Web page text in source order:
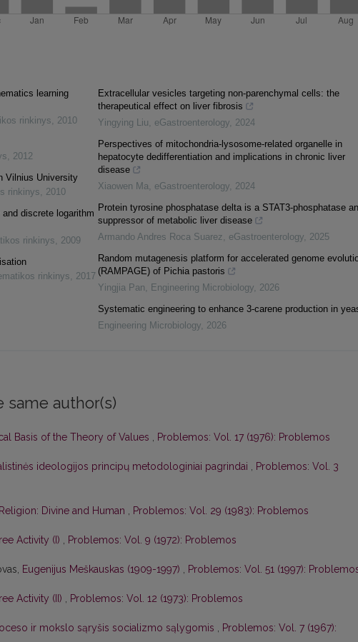
learning
rinkinys, 2010
, 2012
Vilnius University
rinkinys, 2010
discrete logarithm
rinkinys, 2009
rinkinys, 2017
Extracellular vesicles targeting non-parenchymal cells: the
therapeutical effect on liver fibrosis
Yingying Liu, eGastroenterology, 2024
Perspectives of mitochondria-lysosome-related organelle in
hepatocyte dedifferentiation and implications in chronic liver
disease
Xiaowen Ma, eGastroenterology, 2024
Protein tyrosine phosphatase delta is a STAT3-phosphatase
suppressor of metabolic liver disease
Armando Andres Roca Suarez, eGastroenterology, 2025
Random mutagenesis platform for accelerated genome
(RAMPAGE) of Pichia pastoris
Yingjia Pan, Engineering Microbiology, 2026
Systematic engineering to enhance 3-carene production in
Engineering Microbiology, 2026
same author(s)
Basis of the Theory of Values , Problemos: Vol. 17 (1976): Problemos
ideologijos principų metodologiniai pagrindai , Problemos: Vol. 3
Divine and Human , Problemos: Vol. 29 (1983): Problemos
Activity (I) , Problemos: Vol. 9 (1972): Problemos
Eugenijus Meškauskas (1909-1997) , Problemos: Vol. 51 (1997):
Activity (II) , Problemos: Vol. 12 (1973): Problemos
ir mokslo sąryšis socializmo sąlygomis , Problemos: Vol. 7 (1967):